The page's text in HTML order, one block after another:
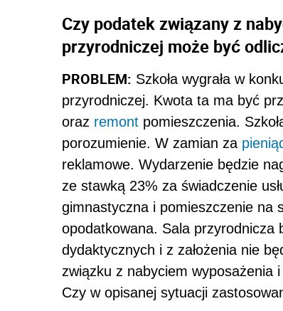
Czy podatek związany z
przyrodniczej może być
PROBLEM: Szkoła wygrała w
przyrodniczej. Kwota ta ma być
oraz remont pomieszczenia.
porozumienie. W zamian za
reklamowe. Wydarzenie będzie
ze stawką 23% za świadczenie
gimnastyczna i pomieszczenie na
opodatkowana. Sala przyrodnicza
dydaktycznych i z założenia nie
związku z nabyciem wyposażenia
Czy w opisanej sytuacji